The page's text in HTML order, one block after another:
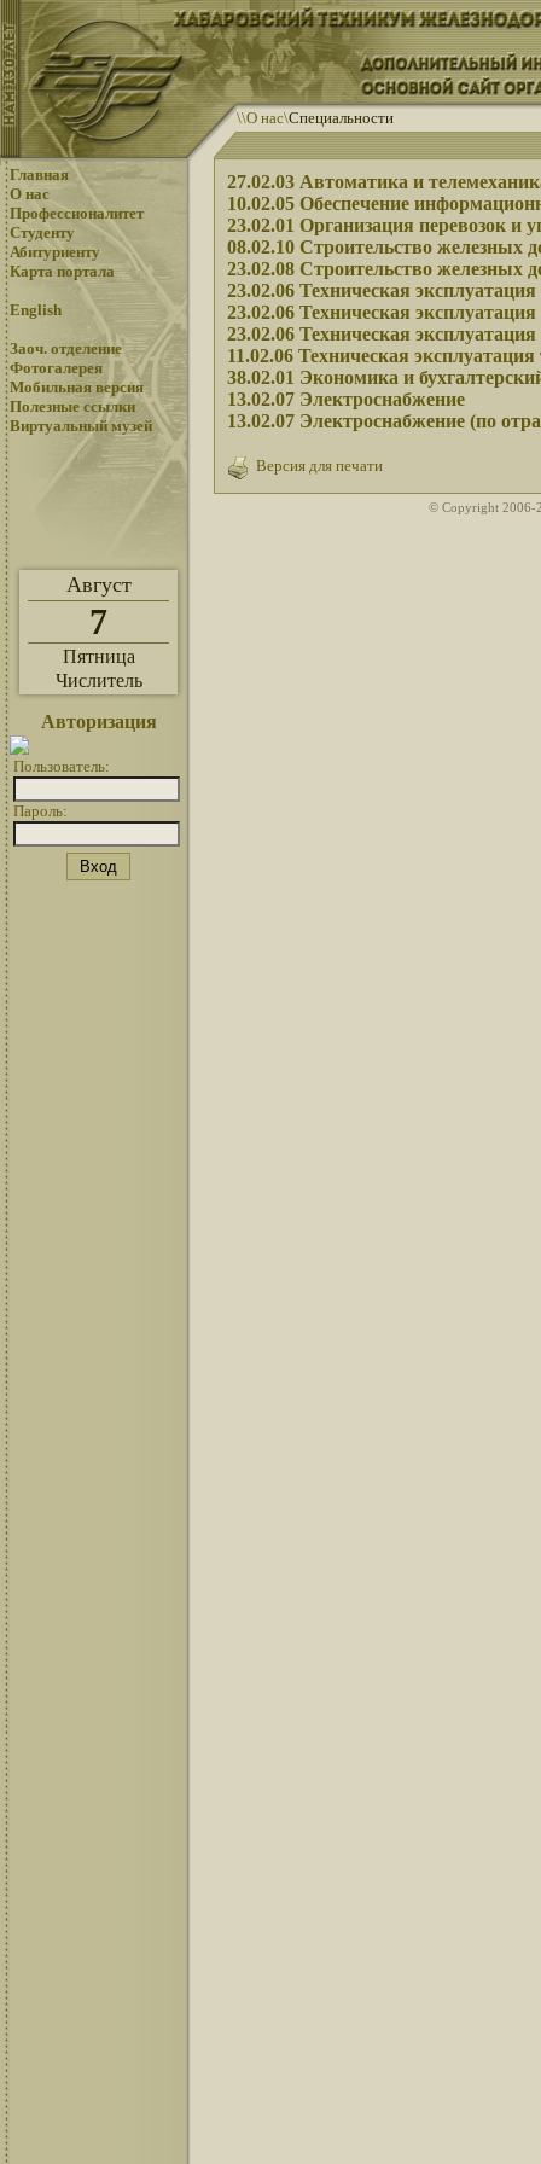
\\О нас\Специальности
Главная
О нас
Профессионалитет
Студенту
Абитуриенту
Карта портала
English
Заоч. отделение
Фотогалерея
Мобильная версия
Полезные ссылки
Виртуальный музей
Август
7
Пятница
Числитель
Авторизация
Пользователь:
Пароль:
27.02.03 Автоматика и
10.02.05 Обеспечение
23.02.01 Организация перевозок и
08.02.10 Строительство железных
23.02.08 Строительство железных
23.02.06 Техническая
23.02.06 Техническая
23.02.06 Техническая
11.02.06 Техническая
38.02.01 Экономика и
13.02.07 Электроснабжение
13.02.07 Электроснабжение (по
Версия для печати
© Copyright 2006-